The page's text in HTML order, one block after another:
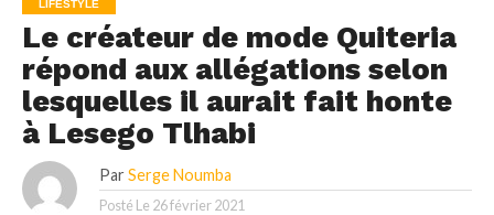
LIFESTYLE
Le créateur de mode Quiteria
répond aux allégations selon
lesquelles il aurait fait honte
à Lesego Tlhabi
Par Serge Noumba
Posté Le 26 février 2021